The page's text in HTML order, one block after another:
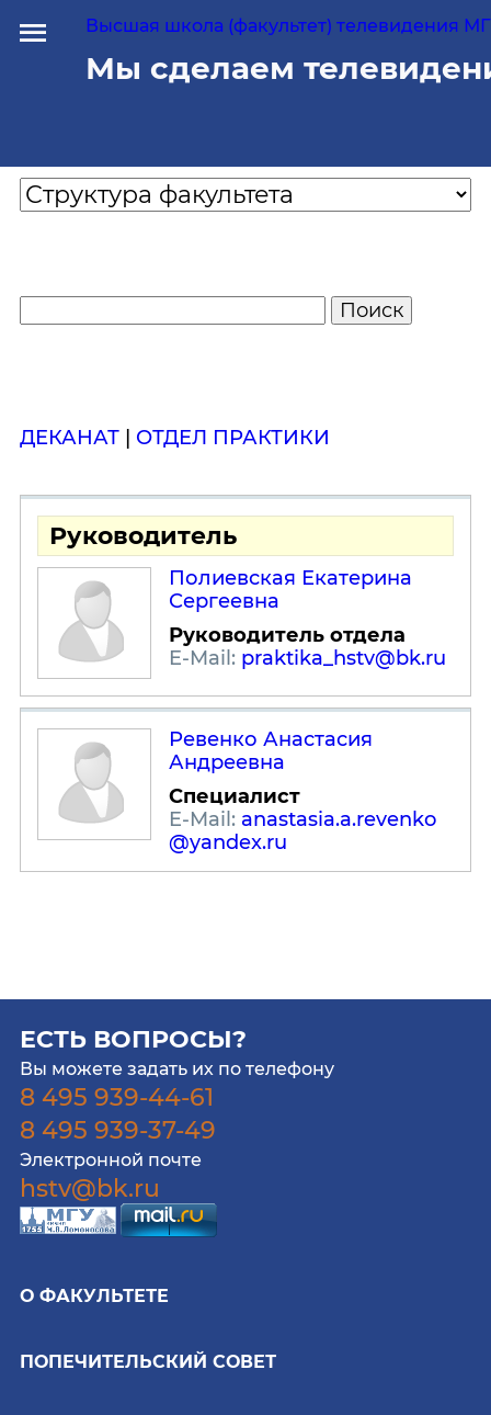
Высшая школа (факультет) телевидения
Мы сделаем
ДЕКАНАТ ОТДЕЛ ПРАКТИКИ
Руководитель
Полиевская Екатерина
Сергеевна
Руководитель отдела
E-Mail: praktika_hstv@bk.ru
Ревенко Анастасия
Андреевна
Специалист
E-Mail: anastasia.a.revenko
@yandex.ru
ЕСТЬ ВОПРОСЫ?
Вы можете задать их по телефону
8 495 939-44-61
8 495 939-37-49
Электронной почте
hstv@bk.ru
О ФАКУЛЬТЕТЕ
ПОПЕЧИТЕЛЬСКИЙ СОВЕТ